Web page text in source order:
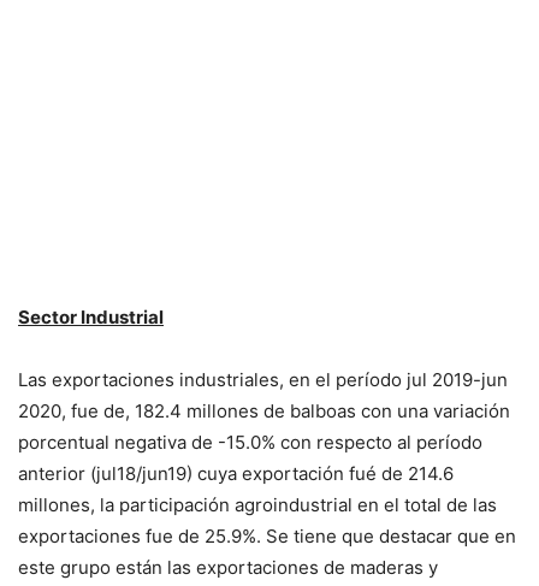
Sector Industrial
Las exportaciones industriales, en el período jul 2019-jun
2020, fue de, 182.4 millones de balboas con una variación
porcentual negativa de -15.0% con respecto al período
anterior (jul18/jun19) cuya exportación fué de 214.6
millones, la participación agroindustrial en el total de las
exportaciones fue de 25.9%. Se tiene que destacar que en
este grupo están las exportaciones de maderas y